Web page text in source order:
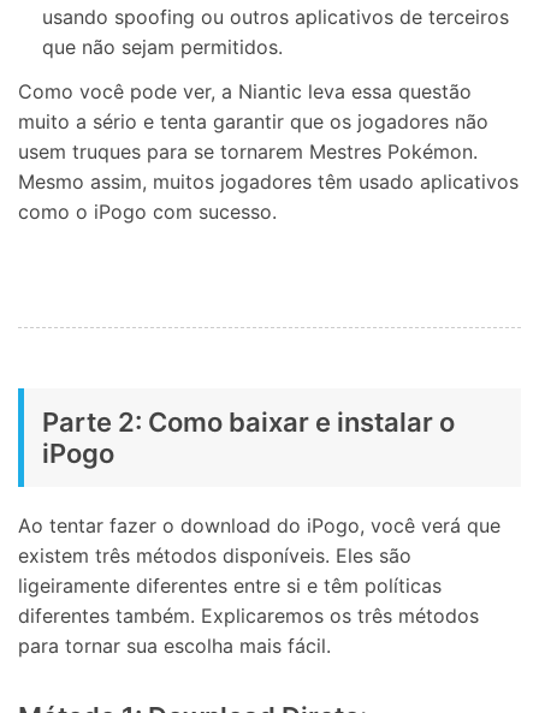
usando spoofing ou outros aplicativos de terceiros
que não sejam permitidos.
Como você pode ver, a Niantic leva essa questão
muito a sério e tenta garantir que os jogadores não
usem truques para se tornarem Mestres Pokémon.
Mesmo assim, muitos jogadores têm usado aplicativos
como o iPogo com sucesso.
Parte 2: Como baixar e instalar o
iPogo
Ao tentar fazer o download do iPogo, você verá que
existem três métodos disponíveis. Eles são
ligeiramente diferentes entre si e têm políticas
diferentes também. Explicaremos os três métodos
para tornar sua escolha mais fácil.